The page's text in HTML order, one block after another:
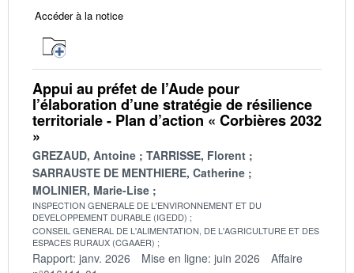
Accéder à la notice
Appui au préfet de l’Aude pour
l’élaboration d’une stratégie de résilience
territoriale - Plan d’action « Corbières 2032
»
GREZAUD, Antoine
TARRISSE, Florent
SARRAUSTE DE MENTHIERE, Catherine
MOLINIER, Marie-Lise
INSPECTION GENERALE DE L'ENVIRONNEMENT ET DU
DEVELOPPEMENT DURABLE (IGEDD)
CONSEIL GENERAL DE L'ALIMENTATION, DE L'AGRICULTURE ET DES
ESPACES RURAUX (CGAAER)
Rapport: janv. 2026 Mise en ligne: juin 2026
Affaire